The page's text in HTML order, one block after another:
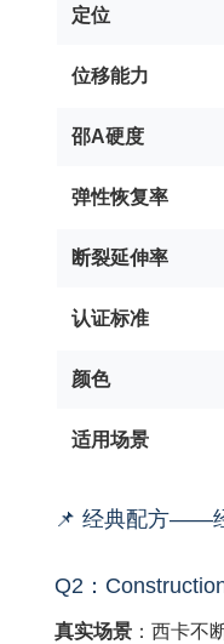
定位
位移能力
邵A硬度
弹性恢复率
断裂延伸率
认证标准
颜色
适用场景
📌 经典配方——
Q2：
真实场景 ：西卡不